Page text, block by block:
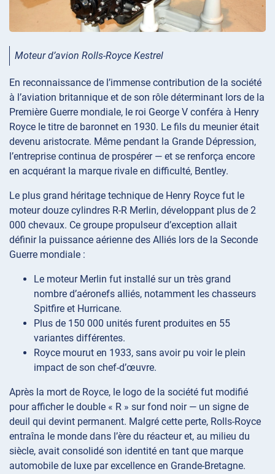
Moteur d’avion Rolls-Royce Kestrel
En reconnaissance de l’immense contribution de la société
à l’aviation britannique et de son rôle déterminant lors de la
Première Guerre mondiale, le roi George V conféra à Henry
Royce le titre de baronnet en 1930. Le fils du meunier était
devenu aristocrate. Même pendant la Grande Dépression,
l’entreprise continua de prospérer — et se renforça encore
en acquérant la marque rivale en difficulté, Bentley.
Le plus grand héritage technique de Henry Royce fut le
moteur douze cylindres R-R Merlin, développant plus de 2
000 chevaux. Ce groupe propulseur d’exception allait
définir la puissance aérienne des Alliés lors de la Seconde
Guerre mondiale :
Le moteur Merlin fut installé sur un très grand
nombre d’aéronefs alliés, notamment les chasseurs
Spitfire et Hurricane.
Plus de 150 000 unités furent produites en 55
variantes différentes.
Royce mourut en 1933, sans avoir pu voir le plein
impact de son chef-d’œuvre.
Après la mort de Royce, le logo de la société fut modifié
pour afficher le double « R » sur fond noir — un signe de
deuil qui devint permanent. Malgré cette perte, Rolls-Royce
entraîna le monde dans l’ère du réacteur et, au milieu du
siècle, avait consolidé son identité en tant que marque
automobile de luxe par excellence en Grande-Bretagne.